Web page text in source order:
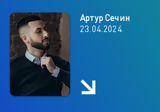
Артур Сечин
23.04.2024